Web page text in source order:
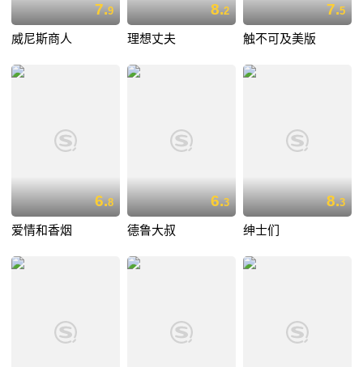
7.9
威尼斯商人
8.2
理想丈夫
7.5
触不可及美版
6.8
爱情和香烟
6.3
德鲁大叔
8.3
绅士们